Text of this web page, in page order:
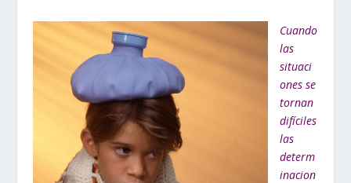
Cuando
las
situaci
ones se
tornan
difíciles
las
determ
inacion